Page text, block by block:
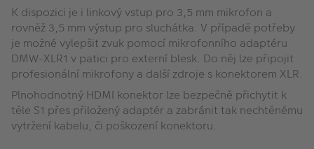
K dispozici je i linkový vstup pro 3,5 mm mikrofon a
rovněž 3,5 mm výstup pro sluchátka. V případě potřeby
je možné vylepšit zvuk pomocí mikrofonního adaptéru
DMW-XLR1 v patici pro externí blesk. Do něj lze připojit
profesionální mikrofony a další zdroje s konektorem XLR.
Plnohodnotný HDMI konektor lze bezpečně přichytit k
těle S1 přes přiložený adaptér a zabránit tak nechtěnému
vytržení kabelu, či poškození konektoru.